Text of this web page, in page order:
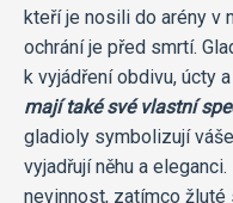
kteří je nosili do arény v
ochrání je před smrtí.
k vyjádření obdivu, úcty
mají také své vlastní
gladioly symbolizují
vyjadřují něhu a
nevinnost, zatímco